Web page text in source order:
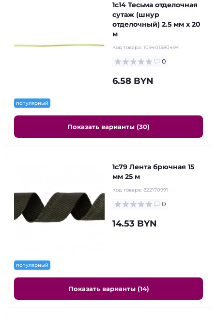
популярный
1с14 Тесьма отделочная
сутаж (шнур
отделочный) 2.5 мм х 20
м
Код товара: 109401380494
0
6.58 BYN
Показать варианты (30)
популярный
1с79 Лента брючная 15
мм 25 м
Код товара: 822170991
0
14.53 BYN
Показать варианты (14)